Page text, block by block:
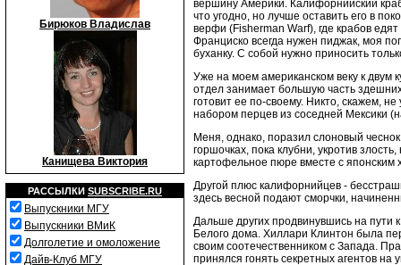
Бирюков Владислав
Канищева Виктория
РАССЫЛКИ SUBSCRIBE.RU
Выпускники МГУ
Выпускники ВМиК
Долголетие и омоложение
Дайв-Клуб МГУ
вершину Америки. Калифорнийский
что угодно, но лучше оставить его в
верфи (Fisherman Warf), где крабов
Франциско всегда нужен пиджак, моя
буханку. С собой нужно приносить
Уже на моем американском веку к
отдел занимает большую часть
готовит ее по-своему. Никто, скажем,
набором перцев из соседней Мексики
Меня, однако, поразил слоновый
горшочках, пока клубни, укротив
картофельное пюре вместе с японским
Другой плюс калифорнийцев -
здесь весной подают сморчки,
Дальше других продвинувшись на пути
Белого дома. Хиллари Клинтон была
своим соотечественником с Запада.
принялся гонять секретных агентов на